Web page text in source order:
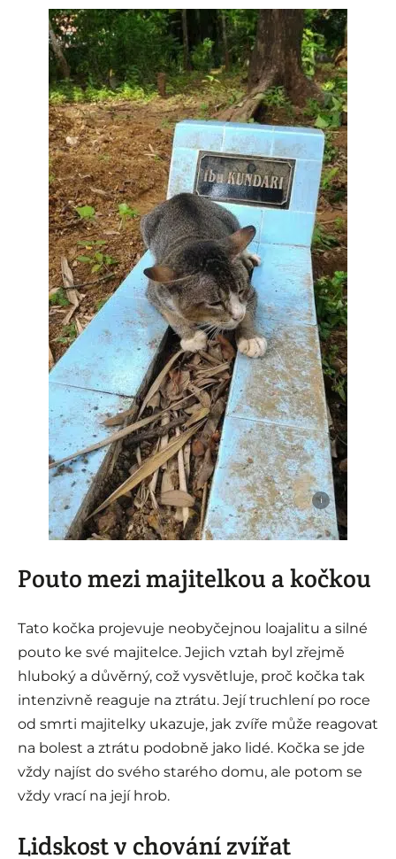
i
Pouto mezi majitelkou a kočkou
Tato kočka projevuje neobyčejnou loajalitu a silné
pouto ke své majitelce. Jejich vztah byl zřejmě
hluboký a důvěrný, což vysvětluje, proč kočka tak
intenzivně reaguje na ztrátu. Její truchlení po roce
od smrti majitelky ukazuje, jak zvíře může reagovat
na bolest a ztrátu podobně jako lidé. Kočka se jde
vždy najíst do svého starého domu, ale potom se
vždy vrací na její hrob.
Lidskost v chování zvířat